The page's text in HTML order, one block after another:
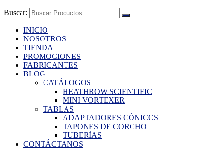
Buscar:
INICIO
NOSOTROS
TIENDA
PROMOCIONES
FABRICANTES
BLOG
CATÁLOGOS
HEATHROW SCIENTIFIC
MINI VORTEXER
TABLAS
ADAPTADORES CÓNICOS
TAPONES DE CORCHO
TUBERÍAS
CONTÁCTANOS